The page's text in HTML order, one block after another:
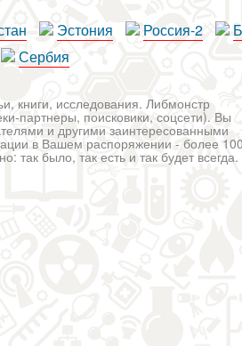
Эстония Россия-2
Сербия
книги, исследования. Либмонстр
партнеры, поисковики, соцсети). Вы
и другими заинтересованными
в Вашем распоряжении - более 100
так было, так есть и так будет всегда.